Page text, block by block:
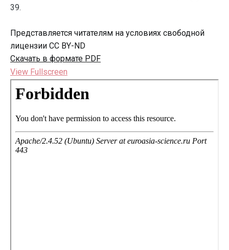
39.
Представляется читателям на условиях свободной
лицензии CC BY-ND
Скачать в формате PDF
View Fullscreen
Перейти
содержимому